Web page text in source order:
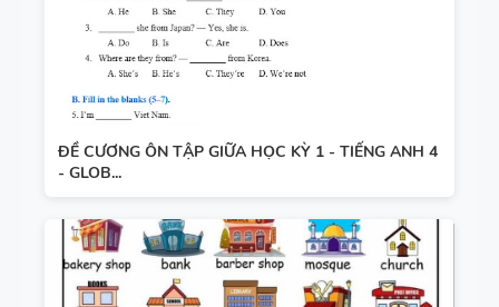
ĐỀ CƯƠNG ÔN TẬP GIỮA HỌC KỲ 1 - TIẾNG ANH 4
- GLOB...